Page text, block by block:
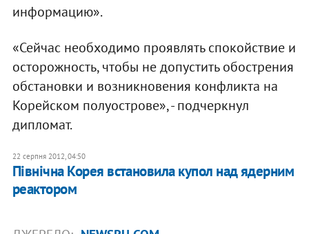
информацию».
«Сейчас необходимо проявлять спокойствие и
осторожность, чтобы не допустить обострения
обстановки и возникновения конфликта на
Корейском полуострове», - подчеркнул
дипломат.
22 серпня 2012, 04:50
Північна Корея встановила купол над ядерним
реактором